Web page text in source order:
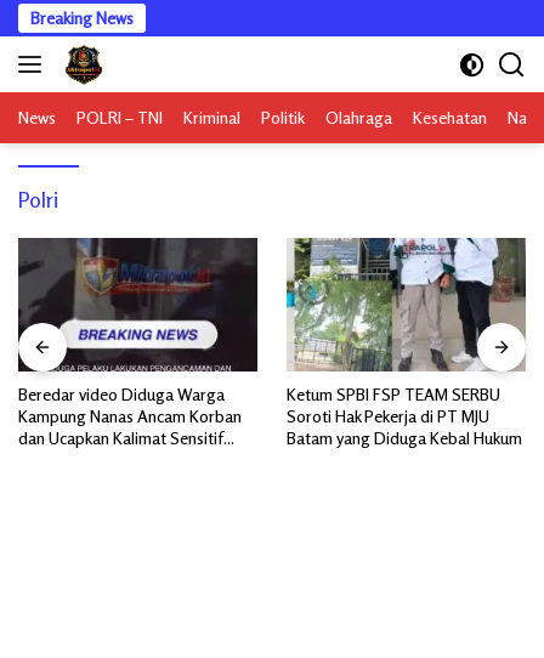
Langsung
ke
konten
Breaking News
News POLRI – TNI Kriminal Politik Olahraga Kesehatan
Polri
Ketum SPBI FSP TEAM SERBU
Soroti Hak Pekerja di PT MJU
Batam yang Diduga Kebal Hukum
Insiden Tabrakan Speedboat di
Pelabuhan Tikus Sagulung,
Kerugian Material